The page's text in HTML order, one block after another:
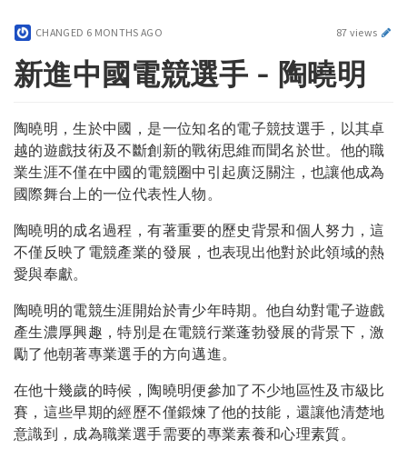
CHANGED 6 MONTHS AGO 87 views
新進中國電競選手 - 陶曉明
陶曉明，生於中國，是一位知名的電子競技選手，以其卓
越的遊戲技術及不斷創新的戰術思維而聞名於世。他的職
業生涯不僅在中國的電競圈中引起廣泛關注，也讓他成為
國際舞台上的一位代表性人物。
陶曉明的成名過程，有著重要的歷史背景和個人努力，這
不僅反映了電競產業的發展，也表現出他對於此領域的熱
愛與奉獻。
陶曉明的電競生涯開始於青少年時期。他自幼對電子遊戲
產生濃厚興趣，特別是在電競行業蓬勃發展的背景下，激
勵了他朝著專業選手的方向邁進。
在他十幾歲的時候，陶曉明便參加了不少地區性及市級比
賽，這些早期的經歷不僅鍛煉了他的技能，還讓他清楚地
意識到，成為職業選手需要的專業素養和心理素質。